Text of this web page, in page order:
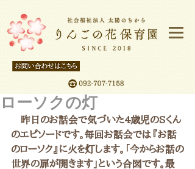
ローソクの灯
昨日のお話会で気づいた4歳児のSくん
のエピソードです。毎回お話会では『お話
のローソク』に火を灯します。「今からお話の
世界の扉が開きます」という合図です。最